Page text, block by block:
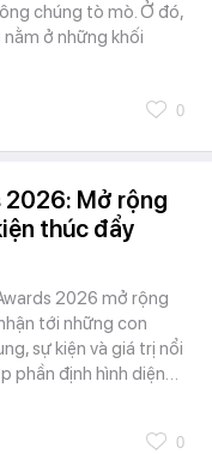
chúng tò mò. Ở đó,
ở những khối
0
2026: Mở rộng
thúc đẩy
2026 mở rộng
tới những con
sự kiện và giá trị nổi
phần định hình diện…
0